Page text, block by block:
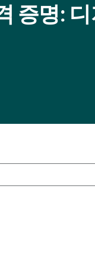
증명: